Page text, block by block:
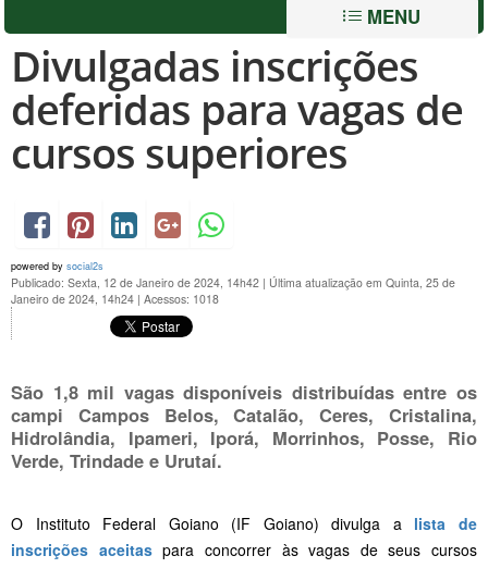
MENU
Divulgadas inscrições
deferidas para vagas de
cursos superiores
powered by social2s
Publicado: Sexta, 12 de Janeiro de 2024, 14h42 | Última atualização em Quinta, 25 de
Janeiro de 2024, 14h24 | Acessos: 1018
São 1,8 mil vagas disponíveis distribuídas entre os
campi Campos Belos, Catalão, Ceres, Cristalina,
Hidrolândia, Ipameri, Iporá, Morrinhos, Posse, Rio
Verde, Trindade e Urutaí.
O Instituto Federal Goiano (IF Goiano) divulga a lista de
inscrições aceitaspara concorrer às vagas de seus cursos